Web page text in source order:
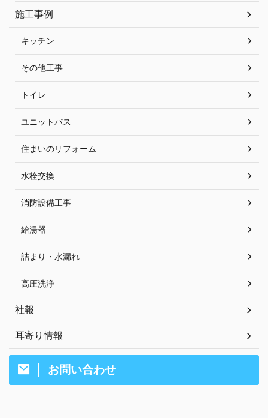
施工事例
キッチン
その他工事
トイレ
ユニットバス
住まいのリフォーム
水栓交換
消防設備工事
給湯器
詰まり・水漏れ
高圧洗浄
社報
耳寄り情報
お問い合わせ